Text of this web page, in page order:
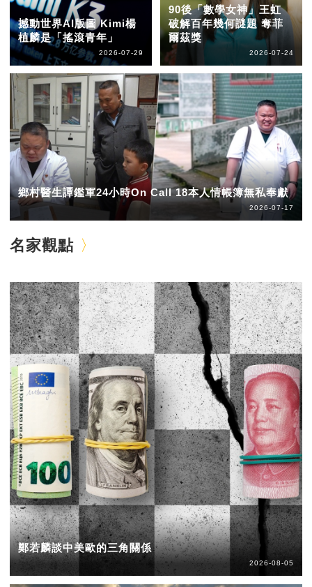
撼動世界AI版圖 Kimi楊
植麟是「搖滾青年」
2026-07-29
90後「數學女神」王虹
破解百年幾何謎題 奪菲
爾茲獎
2026-07-24
鄉村醫生譚鑑軍24小時On Call 18本人情帳簿無私奉獻
2026-07-17
名家觀點
鄭若麟談中美歐的三角關係
2026-08-05